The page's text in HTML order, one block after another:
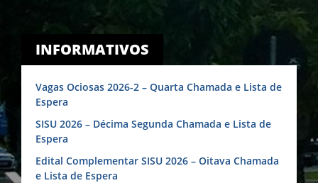
INFORMATIVOS
Vagas Ociosas 2026-2 – Quarta Chamada e Lista de
Espera
SISU 2026 – Décima Segunda Chamada e Lista de
Espera
Edital Complementar SISU 2026 – Oitava Chamada
e Lista de Espera